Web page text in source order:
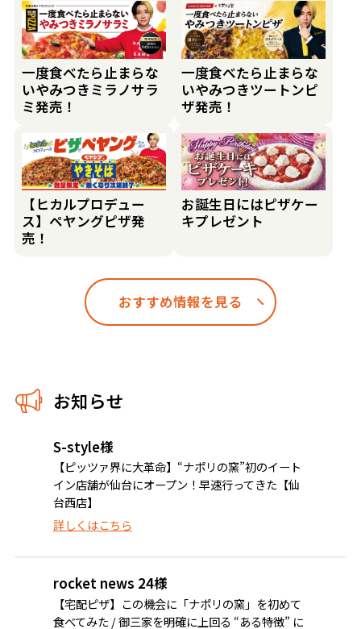
一度食べたら止まらな
いやみつきミラノサラ
ミ発売！
一度食べたら止まらな
いやみつきツートンピ
ザ発売！
【ヒカルプロデュー
ス】ペヤングピザ発
売！
お誕生日にはピザケー
キプレゼント
おすすめ情報を見る
お知らせ
S-style様
【ピッツァ界に大革命】“ナポリの窯”初のイート
イン店舗が仙台にオープン！早速行ってきた【仙
台西店】
詳しくはこちら
rocket news 24様
【宅配ピザ】この機会に「ナポリの窯」を初めて
食べてみた / 御三家を明確に上回る “ある特徴” に